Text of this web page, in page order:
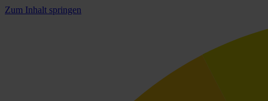
Zum Inhalt springen